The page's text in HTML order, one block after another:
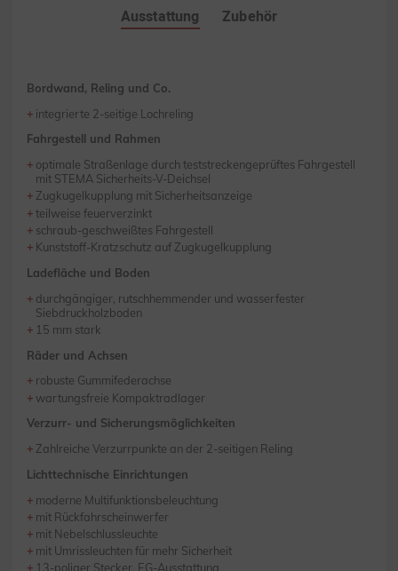
Ausstattung Zubehör
Bordwand, Reling und Co.
integrierte 2-seitige Lochreling
Fahrgestell und Rahmen
optimale Straßenlage durch teststreckengeprüftes Fahrgestell
mit STEMA Sicherheits-V-Deichsel
Zugkugelkupplung mit Sicherheitsanzeige
teilweise feuerverzinkt
schraub-geschweißtes Fahrgestell
Kunststoff-Kratzschutz auf Zugkugelkupplung
Ladefläche und Boden
durchgängiger, rutschhemmender und wasserfester
Siebdruckholzboden
15 mm stark
Räder und Achsen
robuste Gummifederachse
wartungsfreie Kompaktradlager
Verzurr- und Sicherungsmöglichkeiten
Zahlreiche Verzurrpunkte an der 2-seitigen Reling
Lichttechnische Einrichtungen
moderne Multifunktionsbeleuchtung
mit Rückfahrscheinwerfer
mit Nebelschlussleuchte
mit Umrissleuchten für mehr Sicherheit
13-poliger Stecker, EG-Ausstattung